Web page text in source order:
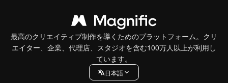
最高のクリエイティブ制作を導くためのプラットフォーム。クリ
エイター、企業、代理店、スタジオを含む100万人以上が利用し
ています。
日本語